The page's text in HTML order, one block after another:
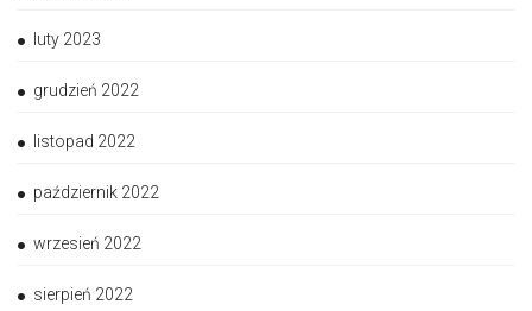
luty 2023
grudzień 2022
listopad 2022
październik 2022
wrzesień 2022
sierpień 2022